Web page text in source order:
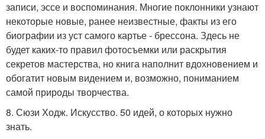
записи, эссе и воспоминания. Многие поклонники узнают
некоторые новые, ранее неизвестные, факты из его
биографии из уст самого картье - брессона. Здесь не
будет каких-то правил фотосъемки или раскрытия
секретов мастерства, но книга наполнит вдохновением и
обогатит новым видением и, возможно, пониманием
самой природы творчества.
8. Сюзи Ходж. Искусство. 50 идей, о которых нужно
знать.